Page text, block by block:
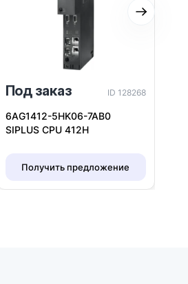
Под заказ ID 128268
6AG1412-5HK06-7AB0
SIPLUS CPU 412H
Получить предложение